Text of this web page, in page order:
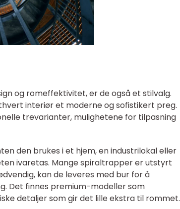
og romeffektivitet, er de også et stilvalg.
interiør et moderne og sofistikert preg.
trevarianter, mulighetene for tilpasning
den brukes i et hjem, en industrilokal eller
ivaretas. Mange spiraltrapper er utstyrt
kan de leveres med bur for å
Det finnes premium-modeller som
detaljer som gir det lille ekstra til rommet.